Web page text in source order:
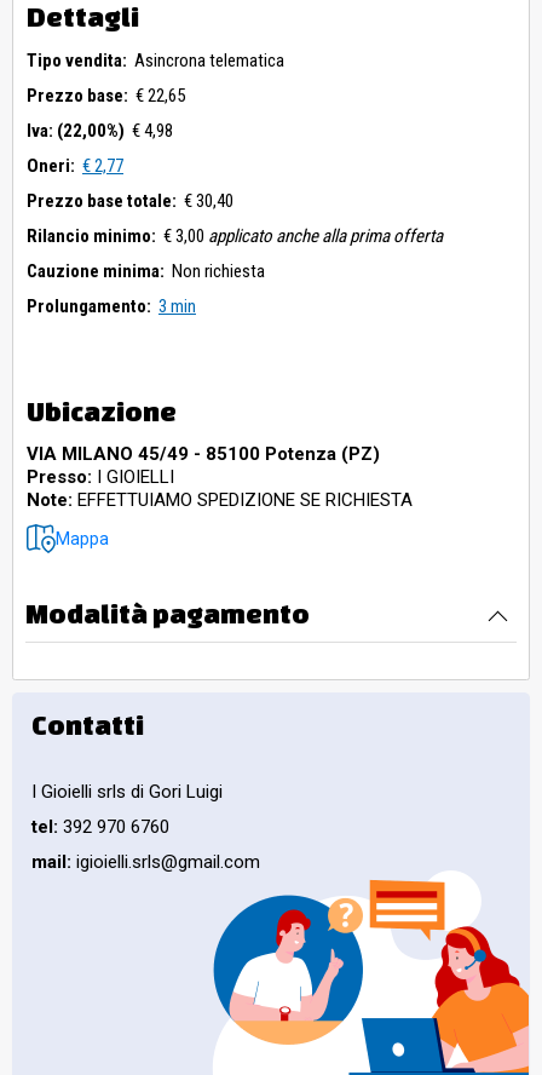
Dettagli
Tipo vendita: Asincrona telematica
Prezzo base: € 22,65
Iva: (22,00%) € 4,98
Oneri: € 2,77
Prezzo base totale: € 30,40
Rilancio minimo: € 3,00 applicato anche alla prima offerta
Cauzione minima: Non richiesta
Prolungamento: 3 min
Ubicazione
VIA MILANO 45/49 - 85100 Potenza (PZ)
Presso: I GIOIELLI
Note: EFFETTUIAMO SPEDIZIONE SE RICHIESTA
Mappa
Modalità pagamento
Contatti
I Gioielli srls di Gori Luigi
tel: 392 970 6760
mail: igioielli.srls@gmail.com